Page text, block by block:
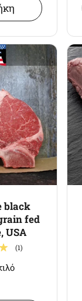
black
fed
USA
(1)